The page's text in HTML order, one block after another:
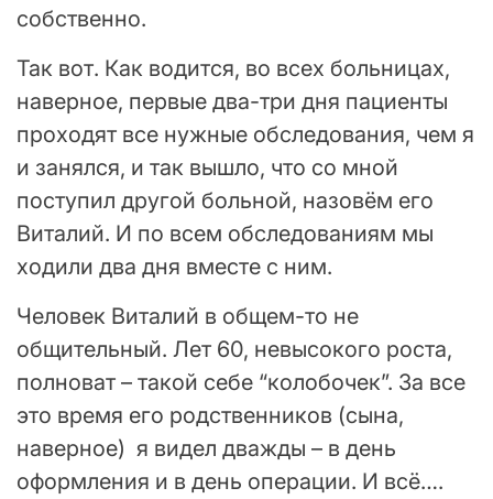
собственно.
Так вот. Как водится, во всех больницах,
наверное, первые два-три дня пациенты
проходят все нужные обследования, чем я
и занялся, и так вышло, что со мной
поступил другой больной, назовём его
Виталий. И по всем обследованиям мы
ходили два дня вместе с ним.
Человек Виталий в общем-то не
общительный. Лет 60, невысокого роста,
полноват – такой себе “колобочек”. За все
это время его родственников (сына,
наверное) я видел дважды – в день
оформления и в день операции. И всё….